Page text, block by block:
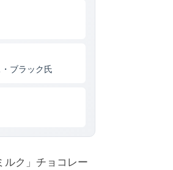
ブラック氏
ルク」チョコレー